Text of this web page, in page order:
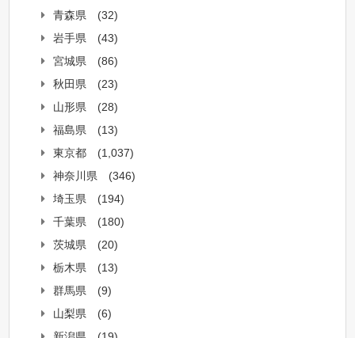
青森県
(32)
岩手県
(43)
宮城県
(86)
秋田県
(23)
山形県
(28)
福島県
(13)
東京都
(1,037)
神奈川県
(346)
埼玉県
(194)
千葉県
(180)
茨城県
(20)
栃木県
(13)
群馬県
(9)
山梨県
(6)